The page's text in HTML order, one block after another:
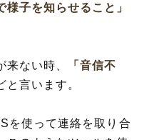
様子を知らせること」
ない時、
「音信不
と言います。
を使って連絡を取り合